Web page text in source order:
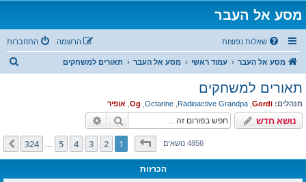
מסע אל העבר
שאלות נפוצות התחברות הרשמה
מסע אל העבר עמוד ראשי מסע אל העבר תאורים למשחקים
ח
תאורים למשחקים
מנהלים: Gordi
,
Radioactive Grandpa
,
Octarine
,
Og
, אופיר
נושא חדש חיפוש
4856 נושאיםדף1מתוך 324
1
2
3
4
5
324 הבא
הכרזות